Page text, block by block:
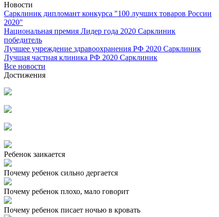
Новости
Сарклиник дипломант конкурса "100 лучших товаров России
2020"
Национальная премия Лидер года 2020 Сарклиник
победитель
Лучшее учреждение здравоохранения РФ 2020 Сарклиник
Лучшая частная клиника РФ 2020 Сарклиник
Все новости
Достижения
Ребенок заикается
Почему ребенок сильно дергается
Почему ребенок плохо, мало говорит
Почему ребенок писает ночью в кровать